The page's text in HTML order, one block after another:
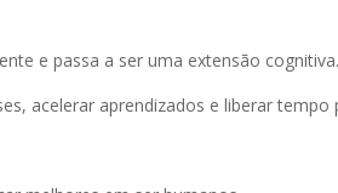
e passa a ser uma extensão cognitiva.
acelerar aprendizados e liberar